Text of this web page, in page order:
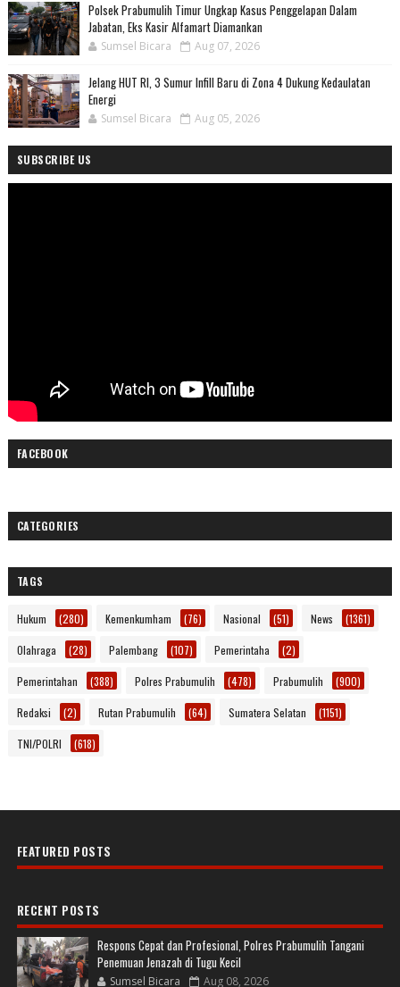
Polsek Prabumulih Timur Ungkap Kasus Penggelapan Dalam
Jabatan, Eks Kasir Alfamart Diamankan
Sumsel Bicara Aug 07, 2026
Jelang HUT RI, 3 Sumur Infill Baru di Zona 4 Dukung Kedaulatan
Energi
Sumsel Bicara Aug 05, 2026
SUBSCRIBE US
FACEBOOK
CATEGORIES
TAGS
Hukum (280) Kemenkumham (76) Nasional (51) News (1361)
Olahraga (28) Palembang (107) Pemerintaha (2)
Pemerintahan (388) Polres Prabumulih (478) Prabumulih (900)
Redaksi (2) Rutan Prabumulih (64) Sumatera Selatan (1151)
TNI/POLRI (618)
FEATURED POSTS
RECENT POSTS
Respons Cepat dan Profesional, Polres Prabumulih Tangani
Penemuan Jenazah di Tugu Kecil
Sumsel Bicara Aug 08, 2026